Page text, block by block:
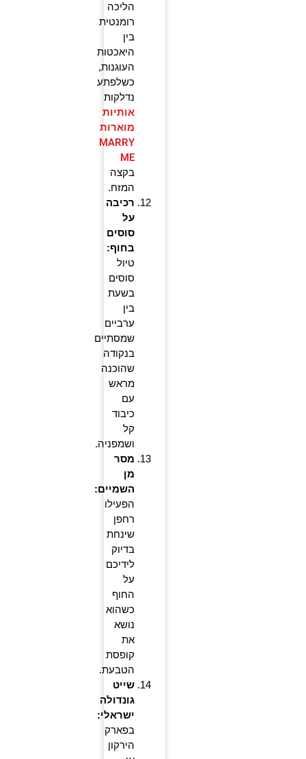
הליכה
רומנטית
בין
היאכטות
העוגנות,
כשלפתע
נדלקות
אותיות
מוארות
MARRY
ME
בקצה
המזח.
רכיבה
על
סוסים
בחוף:
טיול
סוסים
בשעת
בין
ערביים
שמסתיים
בנקודה
שהוכנה
מראש
עם
כיבוד
קל
ושמפניה.
מסר
מן
השמיים:
הפעילו
רחפן
שינחת
בדיוק
לידיכם
על
החוף
כשהוא
נושא
את
קופסת
הטבעת.
שייט
גונדולה
ישראלי:
בפארק
הירקון